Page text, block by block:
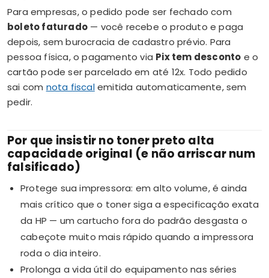
Para empresas, o pedido pode ser fechado com
boleto faturado — você recebe o produto e paga
depois, sem burocracia de cadastro prévio. Para
pessoa física, o pagamento via Pix tem desconto e o
cartão pode ser parcelado em até 12x. Todo pedido
sai com nota fiscalemitida automaticamente, sem
pedir.
Por que insistir no toner preto alta
capacidade original (e não arriscar num
falsificado)
Protege sua impressora: em alto volume, é ainda
mais crítico que o toner siga a especificação exata
da HP — um cartucho fora do padrão desgasta o
cabeçote muito mais rápido quando a impressora
roda o dia inteiro.
Prolonga a vida útil do equipamento nas séries